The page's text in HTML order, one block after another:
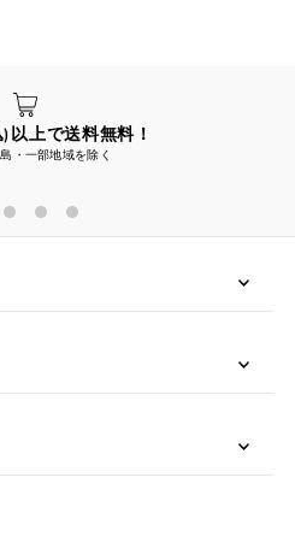
以上で送料無料！
・一部地域を除く